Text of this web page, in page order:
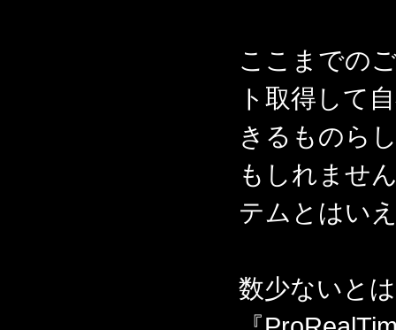
ここまでの
ト取得して
きるものら
もしれませ
テムとはい
数少ないと